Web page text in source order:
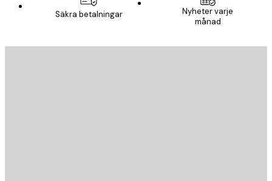
Säkra betalningar
Nyheter varje
månad